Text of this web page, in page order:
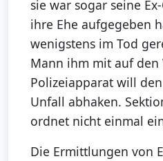
sie war sogar seine
ihre Ehe aufgegeben
wenigstens im Tod
Mann ihm mit auf den
Polizeiapparat will
Unfall abhaken.
ordnet nicht einmal
Die Ermittlungen von